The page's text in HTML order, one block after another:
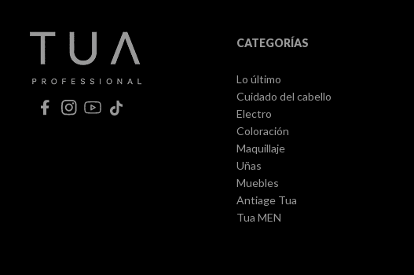
CATEGORÍAS
Lo último
Cuidado del cabello
Electro
Coloración
Maquillaje
Uñas
Muebles
Antiage Tua
Tua MEN